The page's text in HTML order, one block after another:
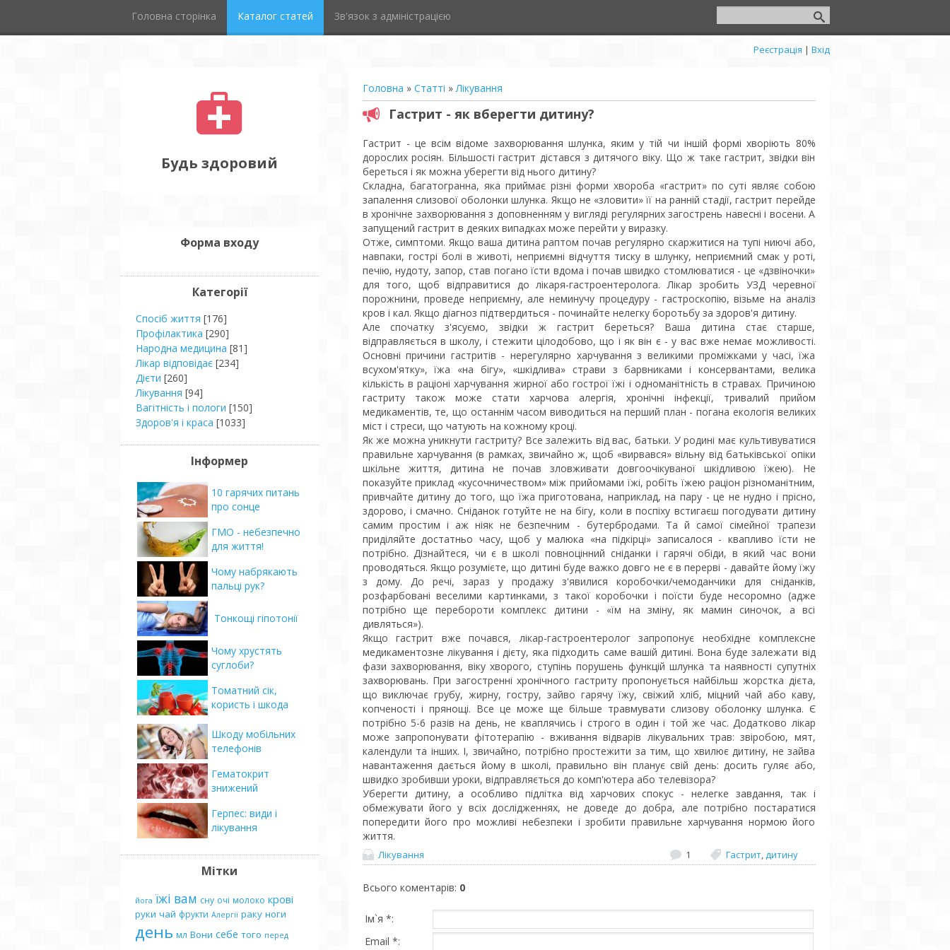
Головна сторінка Каталог статей Зв'язок з адміністрацією
Реєстрація | Вхід
Будь здоровий
Головна » Статті »Лікування
Гастрит - як вберегти дитину?
Гастрит - це всім відоме захворювання шлунка, яким у тій чи іншій формі хворіють 80%
дорослих росіян. Більшості гастрит дістався з дитячого віку. Що ж таке гастрит, звідки він
береться і як можна уберегти від нього дитину?
Складна, багатогранна, яка приймає різні форми хвороба «гастрит» по суті являє собою
запалення слизової оболонки шлунка. Якщо не «зловити» її на ранній стадії, гастрит перейде
в хронічне захворювання з доповненням у вигляді регулярних загострень навесні і восени. А
запущений гастрит в деяких випадках може перейти у виразку.
Отже, симптоми. Якщо ваша дитина раптом почав регулярно скаржитися на тупі ниючі або,
навпаки, гострі болі в животі, неприємні відчуття тиску в шлунку, неприємний смак у роті,
печію, нудоту, запор, став погано їсти вдома і почав швидко стомлюватися - це «дзвіночки»
для того, щоб відправитися до лікаря-гастроентеролога. Лікар зробить УЗД черевної
порожнини, проведе неприємну, але неминучу процедуру - гастроскопію, візьме на аналіз
кров і кал. Якщо діагноз підтвердиться - починайте нелегку боротьбу за здоров'я дитину.
Але спочатку з'ясуємо, звідки ж гастрит береться? Ваша дитина стає старше,
відправляється в школу, і стежити цілодобово, що і як він є - у вас вже немає можливості.
Основні причини гастритів - нерегулярно харчування з великими проміжками у часі, їжа
всухом'ятку», їжа «на бігу», «шкідлива» страви з барвниками і консервантами, велика
кількість в раціоні харчування жирної або гострої їжі і одноманітність в стравах. Причиною
гастриту також може стати харчова алергія, хронічні інфекції, тривалий прийом
медикаментів, те, що останнім часом виводиться на перший план - погана екологія великих
міст і стреси, що чатують на кожному кроці.
Як же можна уникнути гастриту? Все залежить від вас, батьки. У родині має культивуватися
правильне харчування (в рамках, звичайно ж, щоб «вирвався» вільну від батьківської опіки
шкільне життя, дитина не почав зловживати довгоочікуваної шкідливою їжею). Не
показуйте приклад «кусочничеством» між прийомами їжі, робіть їжею раціон різноманітним,
привчайте дитину до того, що їжа приготована, наприклад, на пару - це не нудно і прісно,
здорово, і смачно. Сніданок готуйте не на бігу, коли в поспіху встигаєш погодувати дитину
самим простим і аж ніяк не безпечним - бутербродами. Та й самої сімейної трапези
приділяйте достатньо часу, щоб у малюка «на підкірці» записалося - квапливо їсти не
потрібно. Дізнайтеся, чи є в школі повноцінний сніданки і гарячі обіди, в який час вони
проводяться. Якщо розумієте, що дитині буде важко довго не є в перерві - давайте йому їжу
з дому. До речі, зараз у продажу з'явилися коробочки/чемоданчики для сніданків,
розфарбовані веселими картинками, з такої коробочки і поїсти буде несоромно (адже
потрібно ще перебороти комплекс дитини - «їм на зміну, як мамин синочок, а всі
дивляться»).
Якщо гастрит вже почався, лікар-гастроентеролог запропонує необхідне комплексне
медикаментозне лікування і дієту, яка підходить саме вашій дитині. Вона буде залежати від
фази захворювання, віку хворого, ступінь порушень функцій шлунка та наявності супутніх
захворювань. При загостренні хронічного гастриту пропонується найбільш жорстка дієта,
що виключає грубу, жирну, гостру, зайво гарячу їжу, свіжий хліб, міцний чай або каву,
копченості і прянощі. Все це може ще більше травмувати слизову оболонку шлунка. Є
потрібно 5-6 разів на день, не кваплячись і строго в один і той же час. Додатково лікар
може запропонувати фітотерапію - вживання відварів лікувальних трав: звіробою, мят,
календули та інших. І, звичайно, потрібно простежити за тим, що хвилює дитину, не зайва
навантаження дається йому в школі, правильно він планує свій день: досить гуляє або,
швидко зробивши уроки, відправляється до комп'ютера або телевізора?
Уберегти дитину, а особливо підлітка від харчових спокус - нелегке завдання, так і
обмежувати його у всіх дослідженнях, не доведе до добра, але потрібно постаратися
попередити його про можливі небезпеки і зробити правильне харчування нормою його
життя.
Лікування 1 Гастрит, дитину
Всього коментарів: 0
Ім`я *:
Email *:
Форма входу
Категорії
Спосіб життя [176]
Профілактика [290]
Народна медицина [81]
Лікар відповідає [234]
Дієти [260]
Лікування [94]
Вагітність і пологи [150]
Здоров'я і краса [1033]
Інформер
10 гарячих питань
про сонце
ГМО - небезпечно
для життя!
Чому набрякають
пальці рук?
Тонкощі гіпотонії
Чому хрустять
суглоби?
Томатний сік,
користь і шкода
Шкоду мобільних
телефонів
Гематокрит
знижений
Герпес: види і
лікування
Мітки
йога їжі вам сну очі молоко крові
руки чай фрукти Алергії раку ноги
день мл Вони себе того перед